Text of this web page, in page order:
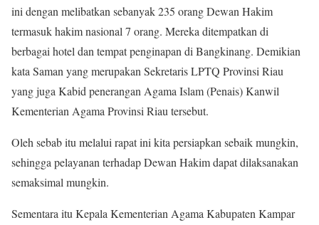
ini dengan melibatkan sebanyak 235 orang Dewan Hakim
termasuk hakim nasional 7 orang. Mereka ditempatkan di
berbagai hotel dan tempat penginapan di Bangkinang. Demikian
kata Saman yang merupakan Sekretaris LPTQ Provinsi Riau
yang juga Kabid penerangan Agama Islam (Penais) Kanwil
Kementerian Agama Provinsi Riau tersebut.
Oleh sebab itu melalui rapat ini kita persiapkan sebaik mungkin,
sehingga pelayanan terhadap Dewan Hakim dapat dilaksanakan
semaksimal mungkin.
Sementara itu Kepala Kementerian Agama Kabupaten Kampar